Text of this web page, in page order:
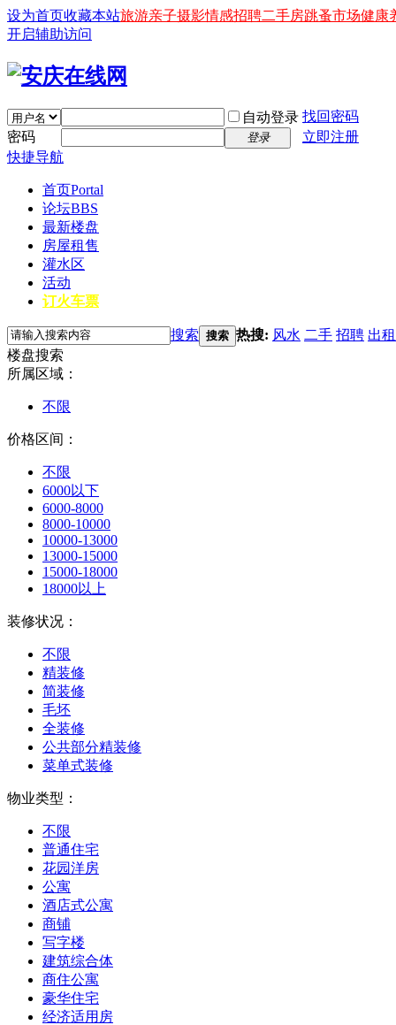
设为首页收藏本站旅游亲子摄影情感招聘二手房跳蚤市场健康
开启辅助访问
自动登录 找回密码
密码
登录
立即注册
快捷导航
首页Portal
论坛BBS
最新楼盘
房屋租售
灌水区
活动
订火车票
搜索 搜索 热搜: 风水 二手 招聘 出租
楼盘搜索
所属区域：
不限
价格区间：
不限
6000以下
6000-8000
8000-10000
10000-13000
13000-15000
15000-18000
18000以上
装修状况：
不限
精装修
简装修
毛坯
全装修
公共部分精装修
菜单式装修
物业类型：
不限
普通住宅
花园洋房
公寓
酒店式公寓
商铺
写字楼
建筑综合体
商住公寓
豪华住宅
经济适用房